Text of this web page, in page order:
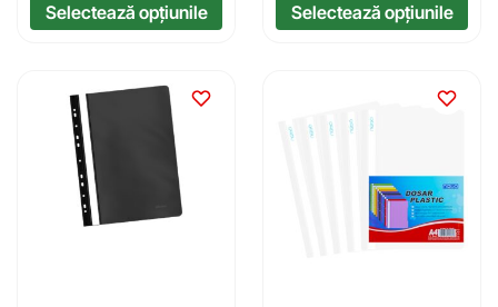
Selectează opțiunile Selectează opțiunile